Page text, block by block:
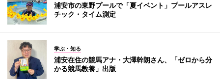
浦安市の東野プールで「夏イベント」プールアスレ
チック・タイム測定
学ぶ・知る
浦安在住の競馬アナ・大澤幹朗さん、「ゼロから分
かる競馬教養」出版